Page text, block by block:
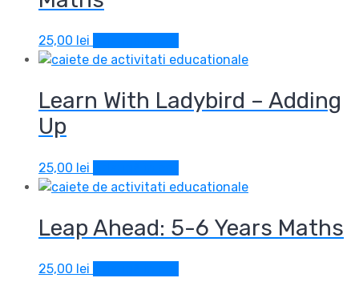
25,00 lei
Learn With Ladybird – Adding
Up
25,00 lei
Leap Ahead: 5-6 Years Maths
25,00 lei